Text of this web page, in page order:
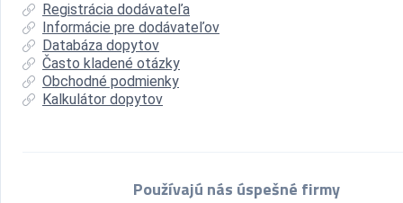
Registrácia dodávateľa
Informácie pre dodávateľov
Databáza dopytov
Často kladené otázky
Obchodné podmienky
Kalkulátor dopytov
Používajú nás úspešné firmy